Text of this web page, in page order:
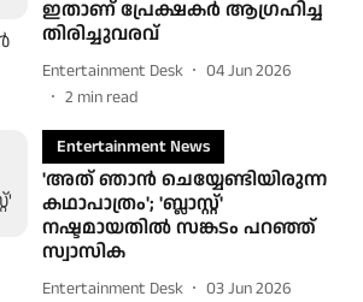
ഇതാണ് പ്രേക്ഷകര്‍ ആഗ്രഹിച്ച
തിരിച്ചുവരവ്
Entertainment Desk
04 Jun 2026
2 min read
Entertainment News
'അത് ഞാൻ ചെയ്യേണ്ടിയിരുന്ന
കഥാപാത്രം'; 'ബ്ലാസ്റ്റ്'
നഷ്ടമായതിൽ സങ്കടം പറഞ്ഞ്
സ്വാസിക
Entertainment Desk
03 Jun 2026